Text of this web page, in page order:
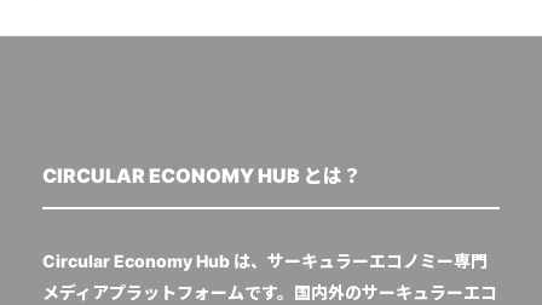
CIRCULAR ECONOMY HUB とは？
Circular Economy Hub は、サーキュラーエコノミー専門
メディアプラットフォームです。国内外のサーキュラーエコ